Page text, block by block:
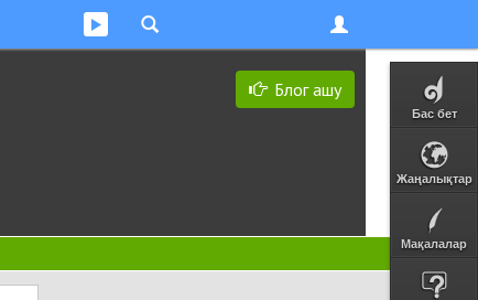
Бас бет
Жаңалықтар
Мақалалар
Блог ашу